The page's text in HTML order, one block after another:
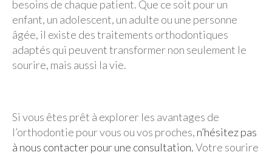
besoins de chaque patient. Que ce soit pour un
enfant, un adolescent, un adulte ou une personne
âgée, il existe des traitements orthodontiques
adaptés qui peuvent transformer non seulement le
sourire, mais aussi la vie.
Si vous êtes prêt à explorer les avantages de
l’orthodontie pour vous ou vos proches, n’hésitez pas
à nous contacter pour une consultation.Votre sourire